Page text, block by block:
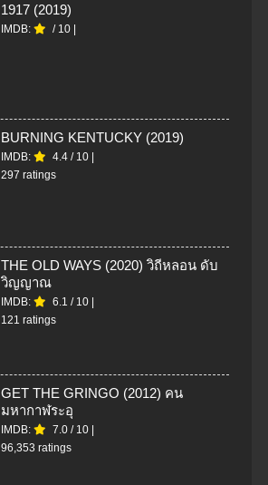
1917 (2019)
IMDB: / 10 |
BURNING KENTUCKY (2019)
IMDB: 4.4 / 10 |
297 ratings
THE OLD WAYS (2020) วิถีหลอน ดับ
วิญญาณ
IMDB: 6.1 / 10 |
121 ratings
GET THE GRINGO (2012) คน
มหากาฬระอุ
IMDB: 7.0 / 10 |
96,353 ratings